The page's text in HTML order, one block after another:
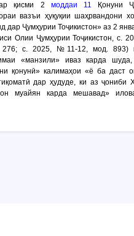
қисми 2 моддаи 11 Қонуни
вазъи ҳуқуқии шаҳрвандони
дар Ҷумҳурии Тоҷикистон» аз 2
Олии Ҷумҳурии Тоҷикистон, с.
с. 2025, №11-12, мод. 893)
«манзили» иваз карда
қонунӣ» калимаҳои «ё ба даст
дар ҳудуде, ки аз ҷониби
муайян карда мешавад»